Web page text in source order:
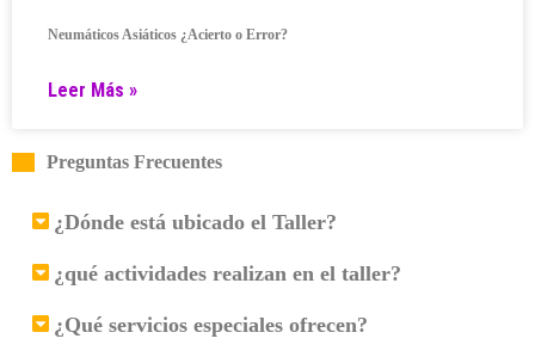
Neumáticos Asiáticos ¿Acierto o Error?
Leer Más »
Preguntas Frecuentes
¿Dónde está ubicado el Taller?
¿qué actividades realizan en el taller?
¿Qué servicios especiales ofrecen?